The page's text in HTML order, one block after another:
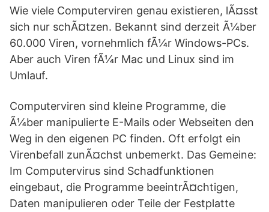
Wie viele Computerviren genau existieren, lÃ¤sst
sich nur schÃ¤tzen. Bekannt sind derzeit Ã¼ber
60.000 Viren, vornehmlich fÃ¼r Windows-PCs.
Aber auch Viren fÃ¼r Mac und Linux sind im
Umlauf.
Computerviren sind kleine Programme, die
Ã¼ber manipulierte E-Mails oder Webseiten den
Weg in den eigenen PC finden. Oft erfolgt ein
Virenbefall zunÃ¤chst unbemerkt. Das Gemeine:
Im Computervirus sind Schadfunktionen
eingebaut, die Programme beeintrÃ¤chtigen,
Daten manipulieren oder Teile der Festplatte